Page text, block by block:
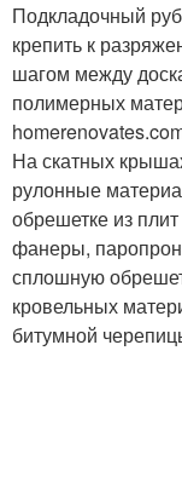
Подкладочный
крепить к
шагом между
полимерных
На скатных
рулонные
обрешетке из
фанеры,
сплошную
кровельных
битумной